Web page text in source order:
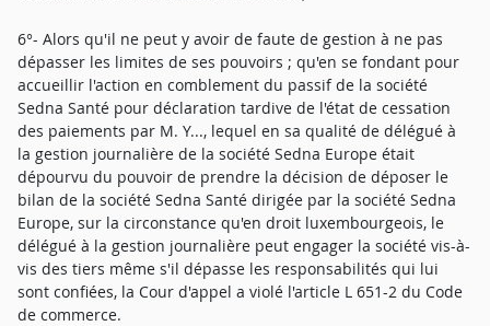
6°- Alors qu'il ne peut y avoir de faute de gestion à ne pas
dépasser les limites de ses pouvoirs ; qu'en se fondant pour
accueillir l'action en comblement du passif de la société
Sedna Santé pour déclaration tardive de l'état de cessation
des paiements par M. Y..., lequel en sa qualité de délégué à
la gestion journalière de la société Sedna Europe était
dépourvu du pouvoir de prendre la décision de déposer le
bilan de la société Sedna Santé dirigée par la société Sedna
Europe, sur la circonstance qu'en droit luxembourgeois, le
délégué à la gestion journalière peut engager la société vis-à-
vis des tiers même s'il dépasse les responsabilités qui lui
sont confiées, la Cour d'appel a violé l'article L 651-2 du Code
de commerce.